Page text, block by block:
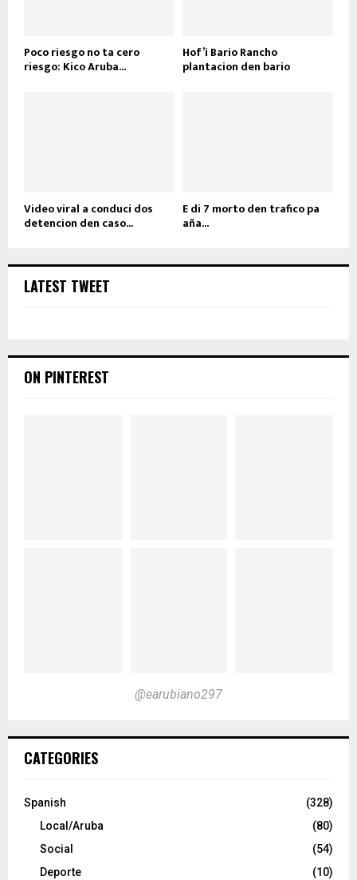
Poco riesgo no ta cero
riesgo: Kico Aruba...
Hof’i Bario Rancho
plantacion den bario
Video viral a conduci dos
detencion den caso...
E di 7 morto den trafico pa
aña...
LATEST TWEET
ON PINTEREST
@earubiano297
CATEGORIES
Spanish
(328)
Local/Aruba
(80)
Social
(54)
Deporte
(10)